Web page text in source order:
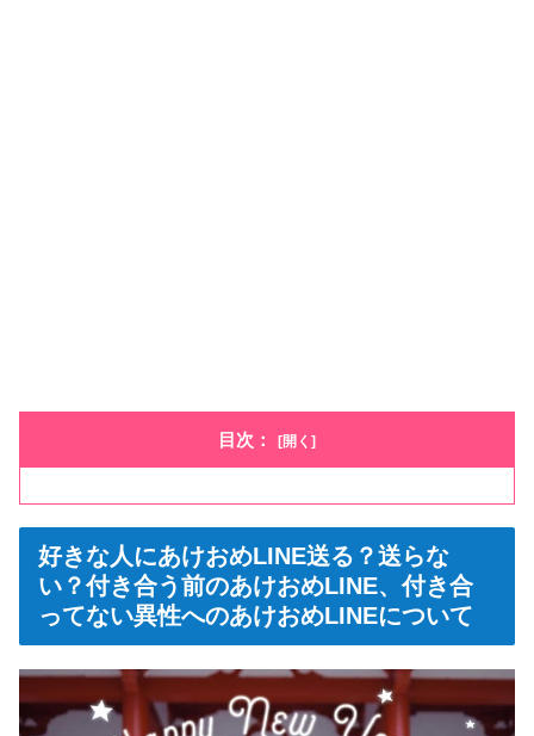
目次：
好きな人にあけおめLINE送る？送らな
い？付き合う前のあけおめLINE、付き合
ってない異性へのあけおめLINEについて